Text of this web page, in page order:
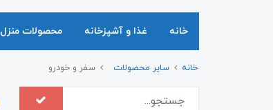
خانه غذا و آشپزخانه محصولات منزل
خانه سایر محصولات سفر و خودرو